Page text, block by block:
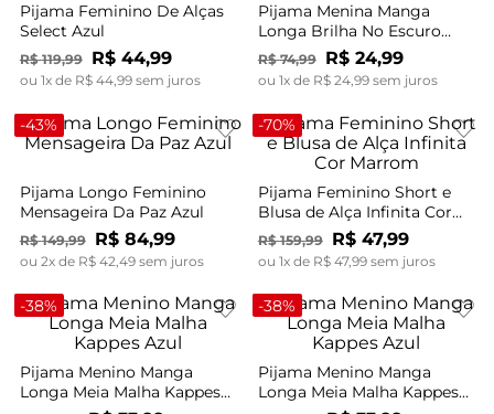
Pijama Feminino De Alças
Select Azul
R$ 119,99 R$ 44,99
ou 1x de R$ 44,99sem juros
Pijama Menina Manga
Longa Brilha No Escuro
Kappes Amarelo
R$ 74,99 R$ 24,99
ou 1x de R$ 24,99sem juros
-43%
Pijama Longo Feminino
Mensageira Da Paz Azul
R$ 149,99 R$ 84,99
ou 2x de R$ 42 49sem juros
-70%
Pijama Feminino Short e
Blusa de Alça Infinita Cor
Marrom
R$ 159,99 R$ 47,99
ou 1x de R$ 47,99sem juros
-38%
Pijama Menino Manga
Longa Meia Malha Kappes
-38%
Pijama Menino Manga
Longa Meia Malha Kappes